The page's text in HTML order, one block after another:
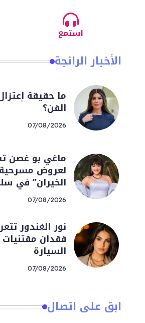
استمع
الأخبار الرائجة
ما حقيقة
الفن؟
07/08/2026
ماغي بو غصن
لعروض مسرحية
الخيران” في
07/08/2026
نور الغندور
فقدان
السيارة
07/08/2026
ابق على اتصال